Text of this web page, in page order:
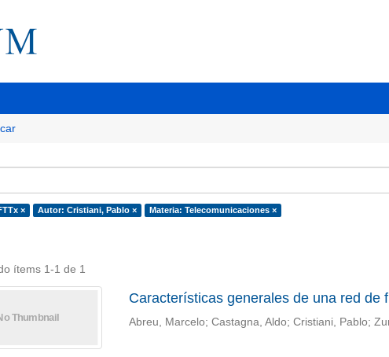
× Autor: Cristiani, Pablo × Materia: Telecomunicaciones ×
ítems 1-1 de 1
Características generales de una red de
Abreu, Marcelo; Castagna, Aldo; Cristiani, Pablo;